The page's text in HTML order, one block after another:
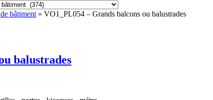
bâtiment » VO1_PL054 – Grands balcons ou balustrades
balustrades